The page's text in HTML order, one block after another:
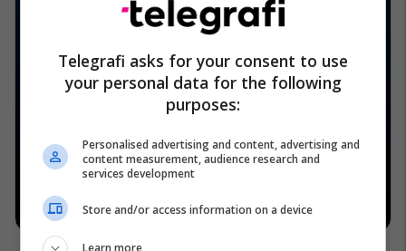
Telegrafi asks for your consent to use
your personal data for the following
purposes:
Personalised advertising and content, advertising and
content measurement, audience research and
services development
Store and/or access information on a device
Learn more